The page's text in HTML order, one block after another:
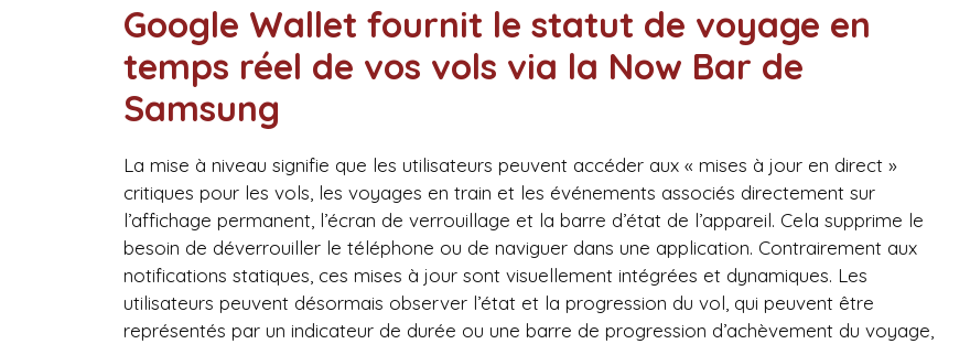
Google Wallet fournit le statut de voyage en
temps réel de vos vols via la Now Bar de
Samsung
La mise à niveau signifie que les utilisateurs peuvent accéder aux « mises à jour en direct »
critiques pour les vols, les voyages en train et les événements associés directement sur
l’affichage permanent, l’écran de verrouillage et la barre d’état de l’appareil. Cela supprime le
besoin de déverrouiller le téléphone ou de naviguer dans une application. Contrairement aux
notifications statiques, ces mises à jour sont visuellement intégrées et dynamiques. Les
utilisateurs peuvent désormais observer l’état et la progression du vol, qui peuvent être
représentés par un indicateur de durée ou une barre de progression d’achèvement du voyage,